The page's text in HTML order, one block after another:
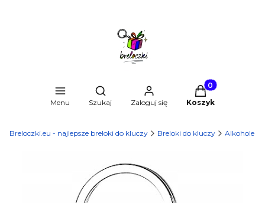
Menu
Otwórz wyszukiwarkę
Szukaj Zaloguj się
Produkty w
Koszyk
Breloczki.eu - najlepsze breloki do kluczy Breloki do kluczy Alkohole